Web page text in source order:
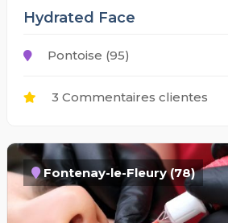
Hydrated Face
Pontoise (95)
3 Commentaires clientes
Fontenay-le-Fleury (78)